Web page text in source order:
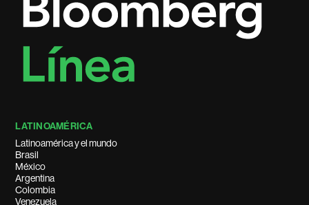
LATINOAMÉRICA
Latinoamérica y el mundo
Brasil
México
Argentina
Colombia
Venezuela